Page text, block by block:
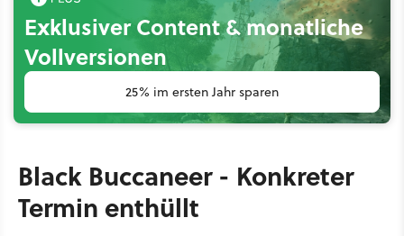
Exklusiver Content & monatliche
Vollversionen
25% im ersten Jahr sparen
Black Buccaneer - Konkreter
Termin enthüllt